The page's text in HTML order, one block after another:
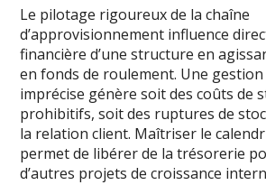
Le pilotage rigoureux de la chaîne
d’approvisionnement influence
financière d’une structure en
en fonds de roulement. Une gestion
imprécise génère soit des coûts de
prohibitifs, soit des ruptures de
la relation client. Maîtriser le
permet de libérer de la trésorerie
d’autres projets de croissance